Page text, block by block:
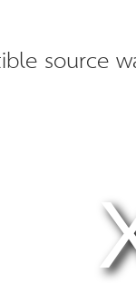
source